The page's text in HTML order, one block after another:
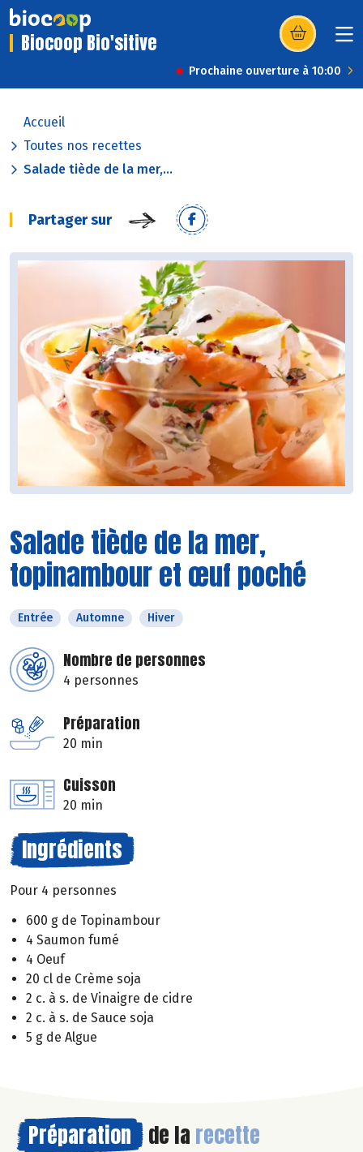
Biocoop Bio'sitive (s’ouvre dans
Prochaine ouverture à 10:00
Accueil
Toutes nos recettes
Salade tiède de la mer,...
Partager sur
Salade tiède de la mer,
topinambour et œuf poché
Entrée Automne Hiver
Nombre de personnes
4 personnes
Préparation
20 min
Cuisson
20 min
Ingrédients
Pour 4 personnes
600 g de Topinambour
4 Saumon fumé
4 Oeuf
20 cl de Crème soja
2 c. à s. de Vinaigre de cidre
2 c. à s. de Sauce soja
5 g de Algue
Préparation de la recette